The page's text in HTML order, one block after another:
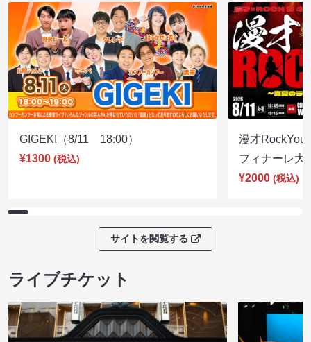
GIGEKI（8/11 18:00）
¥1300 (税込)
漫才RockYou
フィナーレ
¥2000 (税込)
サイトを閲覧する
ライブチケット